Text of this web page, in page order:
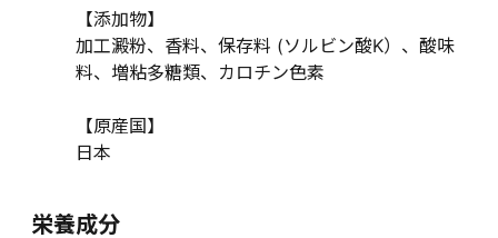
【添加物】
加工澱粉、香料、保存料 (ソルビン酸K）、酸味
料、増粘多糖類、カロチン色素
【原産国】
日本
栄養成分